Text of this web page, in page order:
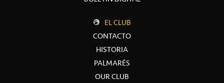
EL CLUB
CONTACTO
HISTORIA
PALMARÉS
OUR CLUB